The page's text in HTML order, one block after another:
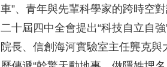
車”、青年與先輩科學家的跨時空
二十屆四中全會提出“科技自立自
院長、信創海河實驗室主任龔克與